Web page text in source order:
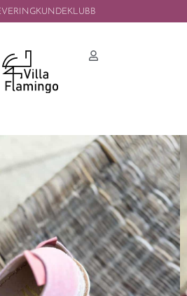
KUNDEKLUBB